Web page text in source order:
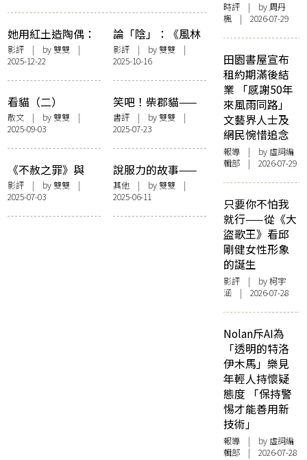
她用紅土造陶偶：
《泥娃娃》與「陰
性書寫」
影評 | by 雙雙 |
2025-12-22
論「陰」：《風林
火山》之其後的浮
想聯翩
影評| by 雙雙|
2025-10-16
看貓（二）
散文 | by 雙雙 |
2025-09-03
笑吧！柴郡貓——
沿著《不合時宜的
群像：書寫理論的
獨行者》
書評| by 雙雙|
2025-07-23
《不赦之罪》與
「重蟹」——關於
重量、罪愆與上帝
影評 | by 雙雙 |
2025-07-03
說服力的故事——
再讀〈曾參殺人〉
的浮想聯翩
其他| by 雙雙|
2025-06-11
時評 | by周丹
楓 | 2026-07-29
田園書屋宣布
租約期滿後結
業 「感謝50年
來風雨同路」
文藝界人士及
網民惋惜追念
報導 | by 虛詞編
輯部 | 2026-07-29
只要你不怕我
就行——從《大
盜歌王》看邱
剛健女性形象
的誕生
影評 | by 柯宇
涵 | 2026-07-28
Nolan斥AI為
「透明的特洛
伊木馬」樂見
年輕人持懷疑
態度 「保持警
惕才能善用新
技術」
報導 | by 虛詞編
輯部 | 2026-07-28